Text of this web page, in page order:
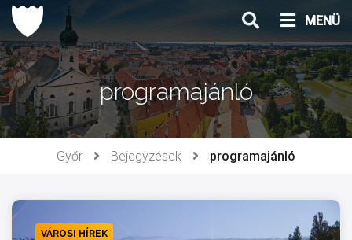
Ugrás
tartalomhoz
MENÜ
programajánló
Győr Bejegyzések programajánló
VÁROSI HÍREK